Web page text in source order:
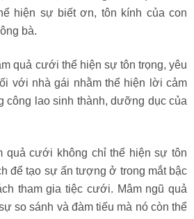
hiện sự biết ơn, tôn kính của con
bà.
quả cưới thể hiện sự tôn trọng, yêu
với nhà gái nhằm thể hiện lời cảm
công lao sinh thành, dưỡng dục của
quả cưới không chỉ thể hiện sự tôn
để tạo sự ấn tượng ở trong mắt bậc
tham gia tiệc cưới. Mâm ngũ quả
so sánh và đàm tiếu mà nó còn thể